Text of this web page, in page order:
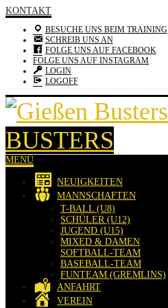
KONTAKT
BESUCHE UNS BEIM TRAINING
SCHREIB UNS AN
FOLGE UNS AUF FACEBOOK
FOLGE UNS AUF INSTAGRAM
LOGIN
LOGOFF
USTERS
MENÜ
NEUIGKEITEN
MANNSCHAFTEN
T-BALL (U8)
SCHÜLER (U12)
JUGEND (U15)
MIXED & DAMEN
SOFTBALL-TEAM
BASEBALL-TEAM
FUNTEAM (GREMLINS)
ANFAHRT
VEREIN